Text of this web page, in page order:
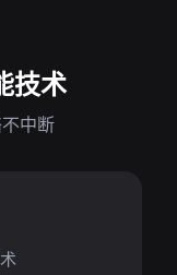
技术
中断